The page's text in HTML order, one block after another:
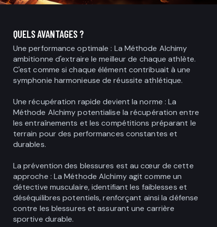
QUELS AVANTAGES ?
Une performance optimale : La Méthode Alchimy
ambitionne d'extraire le meilleur de chaque athlète.
C'est comme si chaque élément contribuait à une
symphonie harmonieuse de réussite athlétique.
Une récupération rapide devient la norme : La
Méthode Alchimy potentialise la récupération entre
les entraînements et les compétitions préparant le
terrain pour des performances constantes et
durables.
La prévention des blessures est au cœur de cette
approche : La Méthode Alchimy agit comme un
détective musculaire, identifiant les faiblesses et
déséquilibres potentiels, renforçant ainsi la défense
contre les blessures et assurant une carrière
sportive durable.